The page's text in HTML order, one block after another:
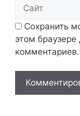
Сохранить
этом
комментариев.